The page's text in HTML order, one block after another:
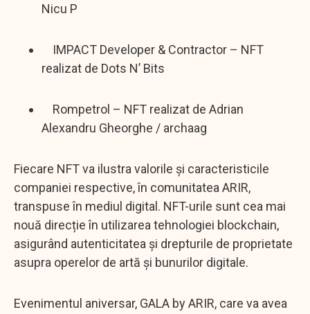
Nicu P
IMPACT Developer & Contractor – NFT
realizat de Dots N’ Bits
Rompetrol – NFT realizat de Adrian
Alexandru Gheorghe / archaag
Fiecare NFT va ilustra valorile și caracteristicile
companiei respective, în comunitatea ARIR,
transpuse în mediul digital. NFT-urile sunt cea mai
nouă direcție în utilizarea tehnologiei blockchain,
asigurând autenticitatea și drepturile de proprietate
asupra operelor de artă și bunurilor digitale.
Evenimentul aniversar, GALA by ARIR, care va avea